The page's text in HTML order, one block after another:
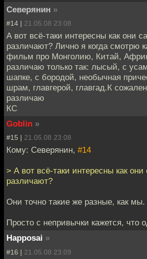
Северянин »
#14 | 21.05.08 23:08
А вот всё-таки интересны как они
различают? Лично я когда смотрю
фильм про Монголию, Китай,
различаю только так: лысый, с
шапке, с бородой, необычная
шрам, главгерой, главгад.К
различаю
КС
Goblin »
#15 | 21.05.08 23:08
Кому: Северянин, #14
> А вот всё-таки интересны как
различают?
Они точно такие же разные, как мы.
Просто с непривычки кажется, что
Happosai »
#16 | 21.05.08 23:09